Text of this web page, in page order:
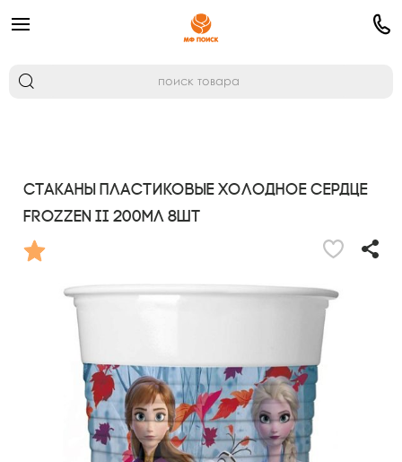
Стаканы пластиковые Холодное Сердце
Frozzen II 200мл 8шт